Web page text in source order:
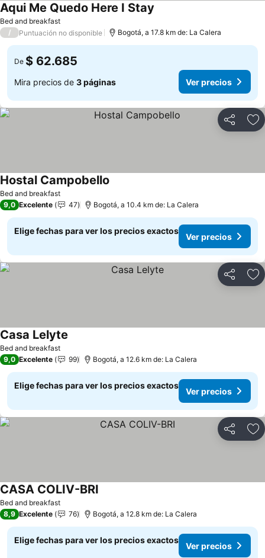
Bed and breakfast
Aqui Me Quedo Here I Stay
/ Puntuación no disponible Bogotá, a 17.8 km de: La Calera
De $ 62.685
Mira precios de 3 páginas Ver precios
Compartir
Bed and breakfast
Hostal Campobello
9,0 Excelente 47 Bogotá, a 10.4 km de: La Calera
Elige fechas para ver los precios exactos
Ver precios
Compartir
Bed and breakfast
Casa Lelyte
9,0 Excelente 99 Bogotá, a 12.6 km de: La Calera
Elige fechas para ver los precios exactos
Ver precios
Compartir
Bed and breakfast
CASA COLIV-BRI
8,9 Excelente 76 Bogotá, a 12.8 km de: La Calera
Elige fechas para ver los precios exactos
Ver precios